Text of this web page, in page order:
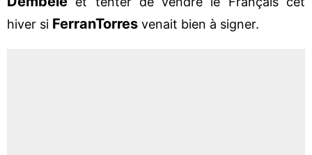
hiver si FerranTorres venait bien à signer.